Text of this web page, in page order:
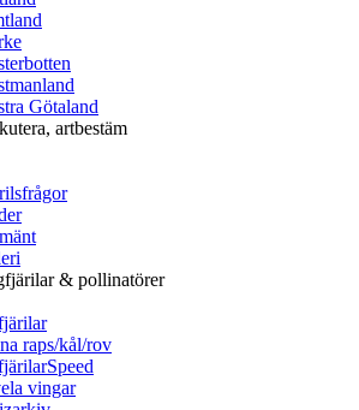
Götaland
artbestäm
& pollinatörer
raps/kål/rov
vingar